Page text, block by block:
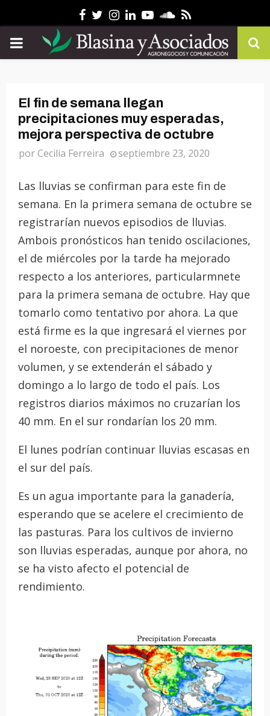
Facebook
Twitter
Instagram
Linkedin
YoutubeSoundcloud
Rss
PRIMARY
El fin de semana llegan
precipitaciones muy esperadas,
mejora perspectiva de octubre
porCecilia Ferreira septiembre 23, 2020
Las lluvias se confirman para este fin de
semana. En la primera semana de octubre se
registrarían nuevos episodios de lluvias.
Ambois pronósticos han tenido oscilaciones,
el de miércoles por la tarde ha mejorado
respecto a los anteriores, particularmnete
para la primera semana de octubre. Hay que
tomarlo como tentativo por ahora. La que
está firme es la que ingresará el viernes por
el noroeste, con precipitaciones de menor
volumen, y se extenderán el sábado y
domingo a lo largo de todo el país. Los
registros diarios máximos no cruzarían los
40 mm. En el sur rondarían los 20 mm.
El lunes podrían continuar lluvias escasas en
el sur del país.
Es un agua importante para la ganadería,
esperando que se acelere el crecimiento de
las pasturas. Para los cultivos de invierno
son lluvias esperadas, aunque por ahora, no
se ha visto afecto el potencial de
rendimiento.